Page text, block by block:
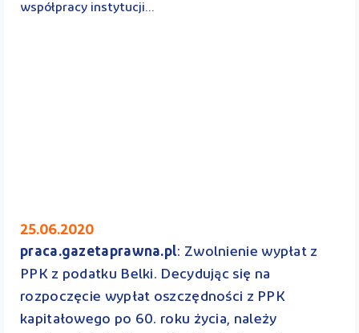
współpracy instytucji...
25.06.2020
praca.gazetaprawna.pl: Zwolnienie wypłat z
PPK z podatku Belki. Decydując się na
rozpoczęcie wypłat oszczędności z PPK
kapitałowego po 60. roku życia, należy